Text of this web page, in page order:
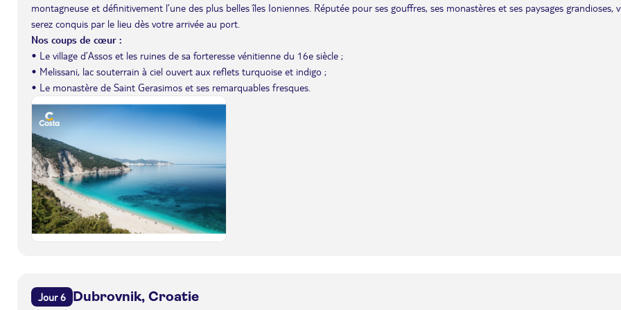
montagneuse et définitivement l’une des plus belles îles Ioniennes. Réputée pour ses gouffres, ses monastères et ses paysages grandioses,
serez conquis par le lieu dès votre arrivée au port.
Nos coups de cœur :
• Le village d’Assos et les ruines de sa forteresse vénitienne du 16e siècle ;
• Melissani, lac souterrain à ciel ouvert aux reflets turquoise et indigo ;
• Le monastère de Saint Gerasimos et ses remarquables fresques.
Jour 6 Dubrovnik, Croatie